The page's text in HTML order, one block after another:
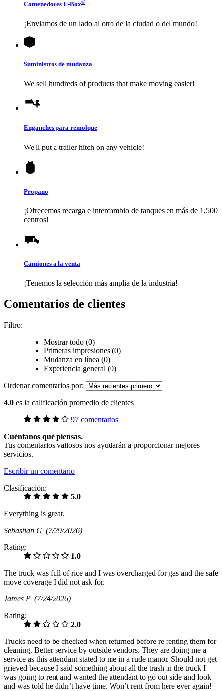
Contenedores U-Box®
¡Enviamos de un lado al otro de la ciudad o del mundo!
Suministros de mudanza
We sell hundreds of products that make moving easier!
Enganches para remolque
We'll put a trailer hitch on any vehicle!
Propano
¡Ofrecemos recarga e intercambio de tanques en más de 1,500
centros!
Camiones a la venta
¡Tenemos la selección más amplia de la industria!
Comentarios de clientes
Filtro:
Mostrar todo (0)
Primeras impresiones (0)
Mudanza en línea (0)
Experiencia general (0)
Ordenar comentarios por:
4.0 es la calificación promedio de clientes
97 comentarios
Cuéntanos qué piensas.
Tus comentarios valiosos nos ayudarán a proporcionar mejores
servicios.
Escribir un comentario
Clasificación:
5.0
Everything is great.
Sebastian G (7/29/2026)
Rating:
1.0
The truck was full of rice and I was overcharged for gas and the safe
move coverage I did not ask for.
James P (7/24/2026)
Rating:
2.0
Trucks need to be checked when returned before re renting them for
cleaning. Better service by outside vendors. They are doing me a
service as this attendant stated to me in a rude manor. Should not get
grieved because I said something about all the trash in the truck I
was going to rent and wanted the attendant to go out side and look
and was told he didn’t have time. Won’t rent from here ever again!